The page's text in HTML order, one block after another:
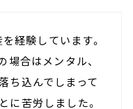
経験しています。
場合はメンタル、
ち込んでしまって
に苦労しました。